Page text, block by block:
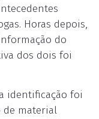
Horas depois,
do
dos dois foi
identificação foi
de material